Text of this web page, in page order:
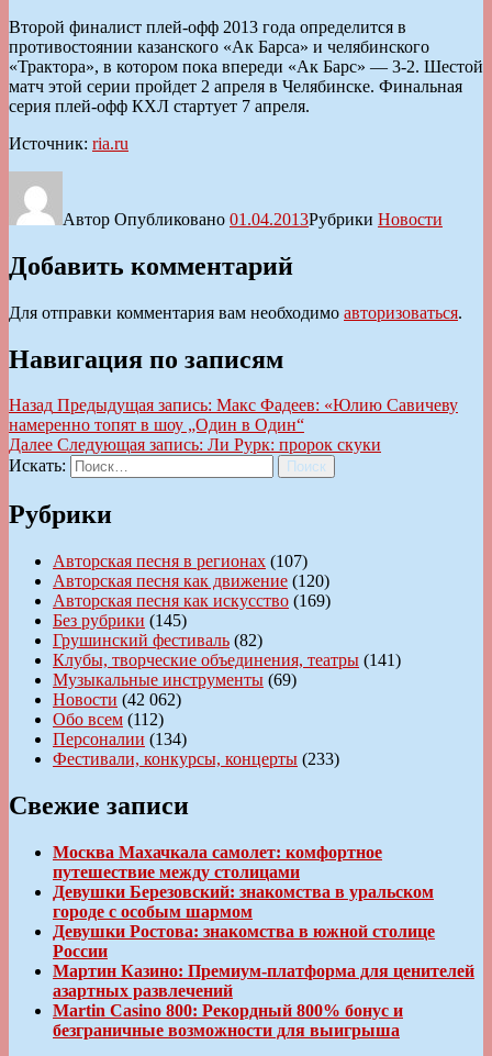
Второй финалист плей-офф 2013 года определится в
противостоянии казанского «Ак Барса» и челябинского
«Трактора», в котором пока впереди «Ак Барс» — 3-2. Шестой
матч этой серии пройдет 2 апреля в Челябинске. Финальная
серия плей-офф КХЛ стартует 7 апреля.
Источник: ria.ru
Автор Опубликовано 01.04.2013Рубрики Новости
Добавить комментарий
Для отправки комментария вам необходимо авторизоваться.
Навигация по записям
Назад Предыдущая запись: Макс Фадеев: «Юлию Савичеву
намеренно топят в шоу „Один в Один“
Далее Следующая запись: Ли Рурк: пророк скуки
Искать:
Поиск
Рубрики
Авторская песня в регионах (107)
Авторская песня как движение (120)
Авторская песня как искусство (169)
Без рубрики (145)
Грушинский фестиваль (82)
Клубы, творческие объединения, театры (141)
Музыкальные инструменты (69)
Новости (42 062)
Обо всем (112)
Персоналии (134)
Фестивали, конкурсы, концерты (233)
Свежие записи
Москва Махачкала самолет: комфортное
путешествие между столицами
Девушки Березовский: знакомства в уральском
городе с особым шармом
Девушки Ростова: знакомства в южной столице
России
Мартин Казино: Премиум-платформа для ценителей
азартных развлечений
Martin Casino 800: Рекордный 800% бонус и
безграничные возможности для выигрыша